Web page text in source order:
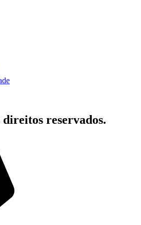
direitos reservados.